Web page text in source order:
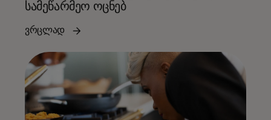
სამეწარმეო ოცნებ
ვრცლად